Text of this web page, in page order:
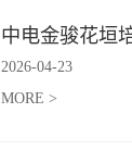
2026-04-23
MORE >